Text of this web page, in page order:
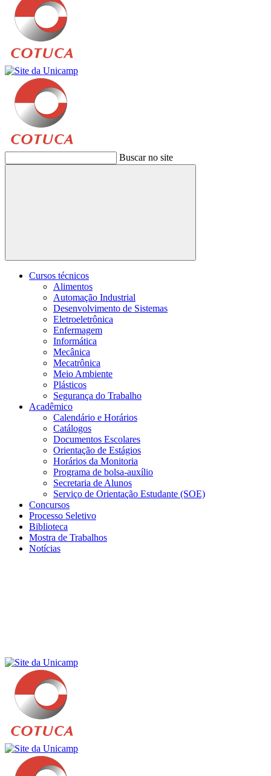
Buscar no site
Buscar
Cursos técnicos
Alimentos
Automação Industrial
Desenvolvimento de Sistemas
Eletroeletrônica
Enfermagem
Informática
Mecânica
Mecatrônica
Meio Ambiente
Plásticos
Segurança do Trabalho
Acadêmico
Calendário e Horários
Catálogos
Documentos Escolares
Orientação de Estágios
Horários da Monitoria
Programa de bolsa-auxílio
Secretaria de Alunos
Serviço de Orientação Estudante (SOE)
Concursos
Processo Seletivo
Biblioteca
Mostra de Trabalhos
Notícias